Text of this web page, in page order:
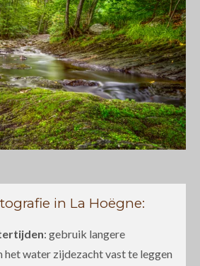
in La Hoëgne:
: gebruik langere
het water zijdezacht vast te leggen